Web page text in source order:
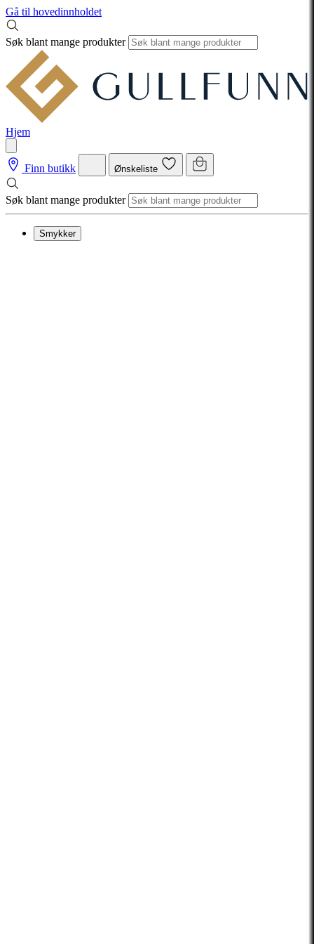
Gå til hovedinnholdet
Søk blant mange produkter
Hjem
Finn butikk Ønskeliste
Søk blant mange produkter
Smykker